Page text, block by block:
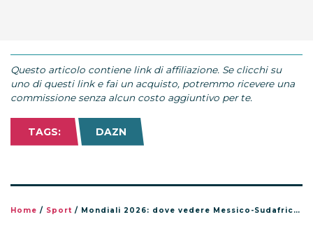
Questo articolo contiene link di affiliazione. Se clicchi su
uno di questi link e fai un acquisto, potremmo ricevere una
commissione senza alcun costo aggiuntivo per te.
TAGS: DAZN
Home / Sport / Mondiali 2026: dove vedere Messico-Sudafrica stasera in TV e streaming